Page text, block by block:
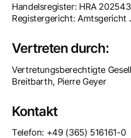
Referenzen
Jobs
Lass uns reden
Linked INFacebook
Handelsregister: HRA 202543
Registergericht: Amtsgericht
Vertreten durch:
Vertretungsberechtigte
Breitbarth, Pierre Geyer
Kontakt
Telefon: +49 (365) 516161-0